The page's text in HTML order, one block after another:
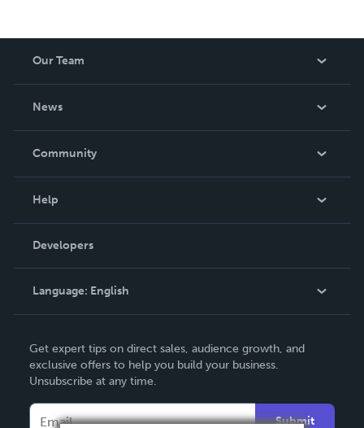
Our Team
News
In The News
Community
Podcast
Help
Order Lookup
Knowledge Base
Contact Support
Developers
Language: English
Deutsch
Français
Get expert tips on direct sales, audience growth, and
exclusive offers to help you build your business.
Unsubscribe at any time.
Submit